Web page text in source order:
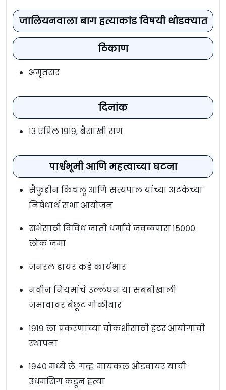
जालियनवाला बाग हत्याकांड विषयी थोडक्यात
ठिकाण
अमृतसर
दिनांक
१३ एप्रिल १९१९, बैसाखी सण
पार्श्वभूमी आणि महत्वाच्या घटना
सैफुद्दीन किचलू आणि सत्यपाल यांच्या अटकेच्या
निषेधार्थ सभा आयोजन
सभेसाठी विविध जाती धर्माचे जवळपास १५०००
लोक जमा
जनरल डायर कडे कार्यभार
नवीन नियमांचे उल्लंघन या सबबीखाली
जमावावर बेछूट गोळीबार
१९१९ ला प्रकरणाच्या चौकशीसाठी हंटर आयोगाची
स्थापना
१९४० मध्ये ले. गव्ह. मायकल ओडवायर याची
उधमसिंग कडून हत्या